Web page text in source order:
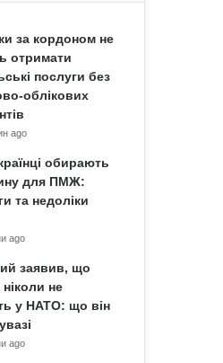
за кордоном не
отримати
послуги без
облікових
ago
обирають
для ПМЖ:
та недоліки
ago
заявив, що
ніколи не
у НАТО: що він
ago